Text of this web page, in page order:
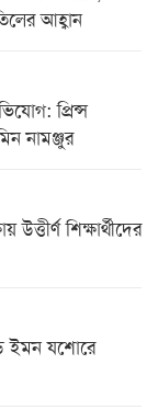
আহ্বান
প্রিন্স
নামঞ্জুর
উত্তীর্ণ শিক্ষার্থীদের
ইমন যশোরে